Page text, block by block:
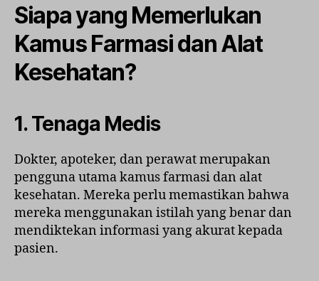
Siapa yang Memerlukan
Kamus Farmasi dan Alat
Kesehatan?
1. Tenaga Medis
Dokter, apoteker, dan perawat merupakan
pengguna utama kamus farmasi dan alat
kesehatan. Mereka perlu memastikan bahwa
mereka menggunakan istilah yang benar dan
mendiktekan informasi yang akurat kepada
pasien.